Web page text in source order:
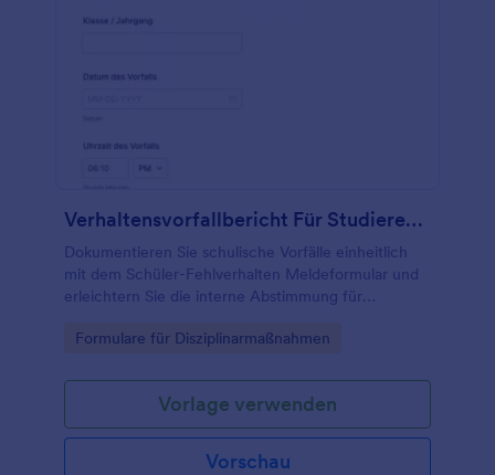
Verhaltensvorfallbericht Für Studierende Formular
Dokumentieren Sie schulische Vorfälle einheitlich
mit dem Schüler-Fehlverhalten Meldeformular und
erleichtern Sie die interne Abstimmung für
über Jotform.
Go to Category:
Formulare für Disziplinarmaßnahmen
Vorlage verwenden
Vorschau